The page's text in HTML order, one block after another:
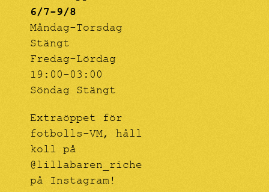
6/7-9/8
Måndag-Torsdag
Stängt
Fredag-Lördag
19:00-03:00
Söndag Stängt
Extraöppet för
fotbolls-VM, håll
koll på
@lillabaren_riche
på Instagram!